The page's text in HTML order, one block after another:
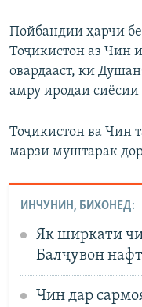
Пойбандии ҳарчи
Тоҷикистон аз Чин
овардааст, ки
амру иродаи
Тоҷикистон ва Чин
марзи муштарак
ИНЧУНИН, БИХОНЕД:
Як ширкати
Балҷувон
Чин дар